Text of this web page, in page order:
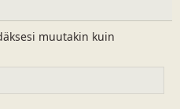
muutakin kuin